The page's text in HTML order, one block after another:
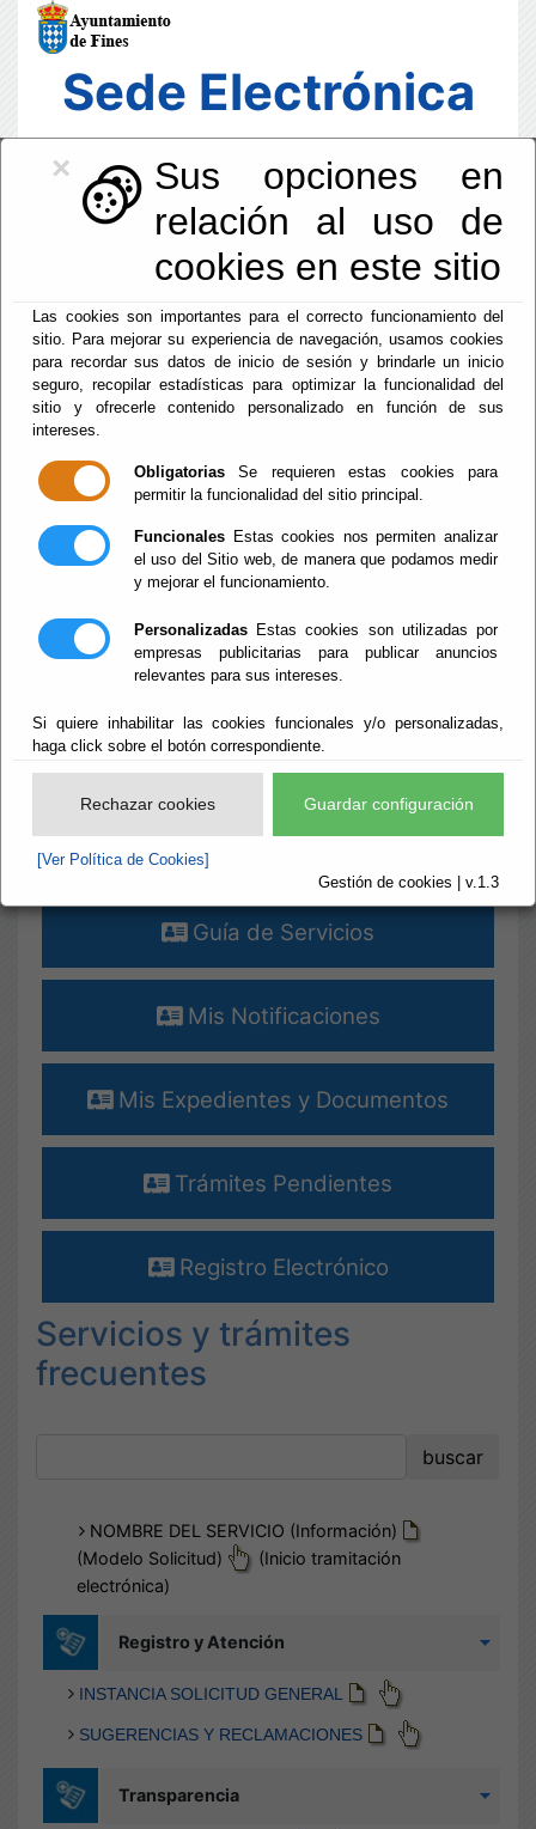
×
Sus opciones en
relación al uso de
cookies en este sitio
Las cookies son importantes para el correcto funcionamiento del
sitio. Para mejorar su experiencia de navegación, usamos cookies
para recordar sus datos de inicio de sesión y brindarle un inicio
seguro, recopilar estadísticas para optimizar la funcionalidad del
sitio y ofrecerle contenido personalizado en función de sus
intereses.
Obligatorias Se requieren estas cookies para
permitir la funcionalidad del sitio principal.
Funcionales Estas cookies nos permiten analizar
el uso del Sitio web, de manera que podamos medir
y mejorar el funcionamiento.
Personalizadas Estas cookies son utilizadas por
empresas publicitarias para publicar anuncios
relevantes para sus intereses.
Si quiere inhabilitar las cookies funcionales y/o personalizadas,
haga click sobre el botón correspondiente.
Rechazar cookies Guardar configuración
[Ver Política de Cookies]
Gestión de cookies | v.1.3
Sede Electrónica
05:25:14
Vie, 7 Agosto 2026
¡¡¡ ALERTAS !!! [+]
Destacados
Verificar Documentos
Perfil del Contratante
Guía de Servicios
Mis Notificaciones
Mis Expedientes y Documentos
Trámites Pendientes
Registro Electrónico
Servicios y trámites
frecuentes